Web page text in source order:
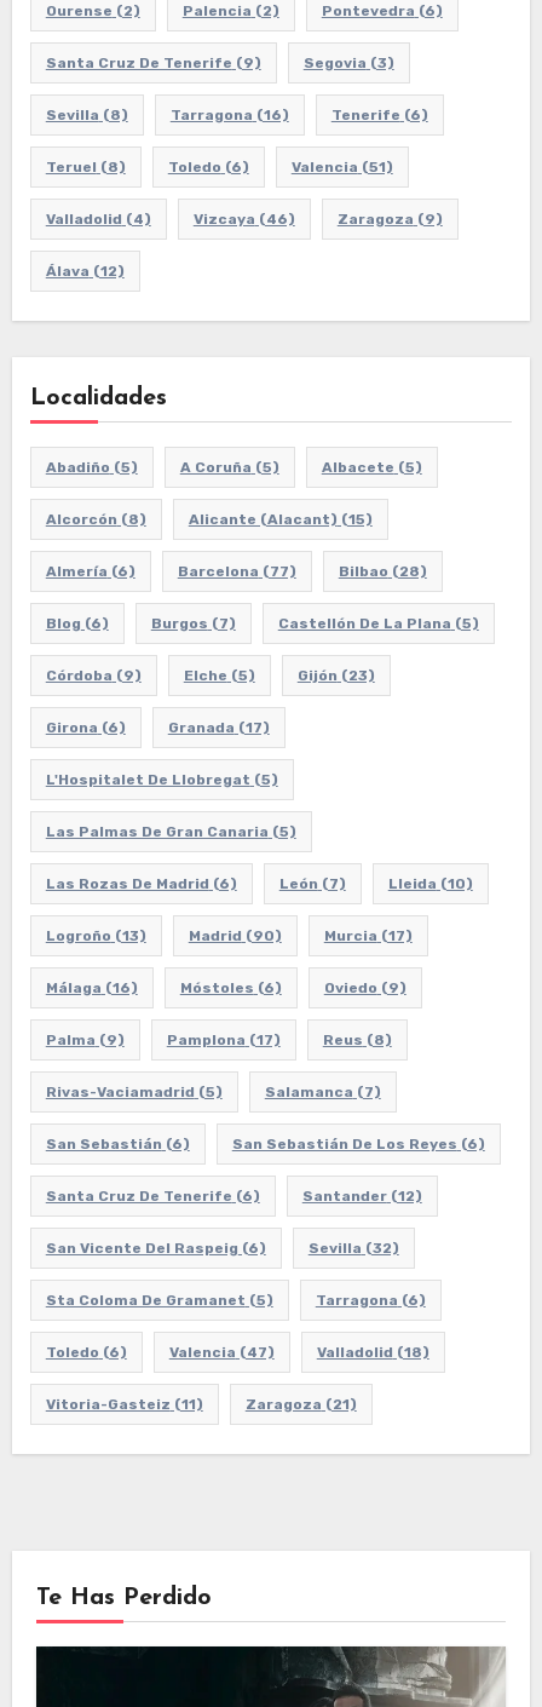
Ourense (2) Palencia (2) Pontevedra (6)
Santa Cruz De Tenerife (9) Segovia (3)
Sevilla (8) Tarragona (16) Tenerife (6)
Teruel (8) Toledo (6) Valencia (51)
Valladolid (4) Vizcaya (46) Zaragoza (9)
Álava (12)
Localidades
Abadiño (5) A Coruña (5) Albacete (5)
Alcorcón (8) Alicante (Alacant) (15)
Almería (6) Barcelona (77) Bilbao (28)
Blog (6) Burgos (7) Castellón De La Plana (5)
Córdoba (9) Elche (5) Gijón (23)
Girona (6) Granada (17)
L'Hospitalet De Llobregat (5)
Las Palmas De Gran Canaria (5)
Las Rozas De Madrid (6) León (7) Lleida (10)
Logroño (13) Madrid (90) Murcia (17)
Málaga (16) Móstoles (6) Oviedo (9)
Palma (9) Pamplona (17) Reus (8)
Rivas-Vaciamadrid (5) Salamanca (7)
San Sebastián (6) San Sebastián De Los Reyes (6)
Santa Cruz De Tenerife (6) Santander(12)
San Vicente Del Raspeig (6) Sevilla (32)
Sta Coloma De Gramanet (5) Tarragona (6)
Toledo (6) Valencia (47) Valladolid (18)
Vitoria-Gasteiz (11) Zaragoza (21)
Te Has Perdido